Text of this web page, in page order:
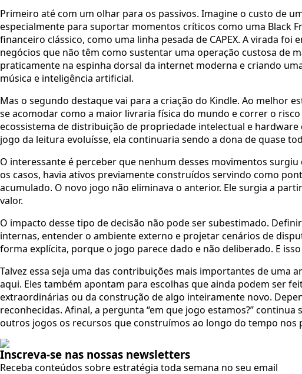
Primeiro até com um olhar para os passivos. Imagine o custo de
especialmente para suportar momentos críticos como uma Black
financeiro clássico, como uma linha pesada de CAPEX. A virada
negócios que não têm como sustentar uma operação custosa de
praticamente na espinha dorsal da internet moderna e criando
música e inteligência artificial.
Mas o segundo destaque vai para a criação do Kindle. Ao melhor
se acomodar como a maior livraria física do mundo e correr o
ecossistema de distribuição de propriedade intelectual e
jogo da leitura evoluísse, ela continuaria sendo a dona de quase
O interessante é perceber que nenhum desses movimentos
os casos, havia ativos previamente construídos servindo como
acumulado. O novo jogo não eliminava o anterior. Ele surgia a
valor.
O impacto desse tipo de decisão não pode ser subestimado.
internas, entender o ambiente externo e projetar cenários de
forma explícita, porque o jogo parece dado e não deliberado. E
Talvez essa seja uma das contribuições mais importantes de uma
aqui. Eles também apontam para escolhas que ainda podem ser
extraordinárias ou da construção de algo inteiramente novo.
reconhecidas. Afinal, a pergunta “em que jogo estamos?”
outros jogos os recursos que construímos ao longo do tempo nos
Inscreva-se nas nossas newsletters
Receba conteúdos sobre estratégia toda semana no seu email